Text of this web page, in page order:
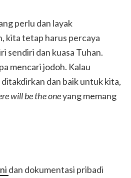
perlu dan layak
kita tetap harus percaya
sendiri dan kuasa Tuhan.
mencari jodoh. Kalau
dan baik untuk kita,
will be the oneyang memang
dan dokumentasi pribadi